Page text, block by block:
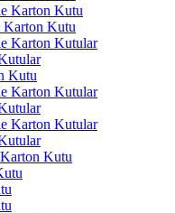
Karton Kutu
Kutu
Karton Kutular
Kutu
Karton Kutular
Karton Kutular
Kutu